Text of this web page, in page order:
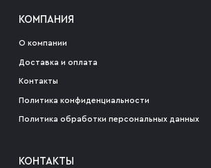
КОМПАНИЯ
О компании
Доставка и оплата
Контакты
Политика конфиденциальности
Политика обработки персональных данных
КОНТАКТЫ